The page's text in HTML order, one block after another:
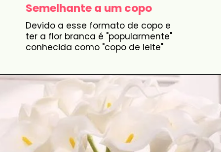
Semelhante a um copo
Devido a esse formato de copo e
ter a flor branca é "popularmente"
conhecida como "copo de leite"